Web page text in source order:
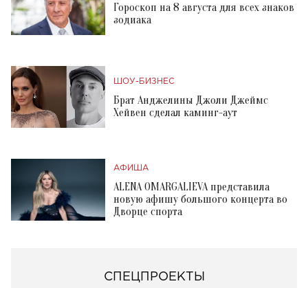
Гороскоп на 8 августа для всех знаков
зодиака
ШОУ-БИЗНЕС
Брат Анджелины Джоли Джеймс
Хейвен сделал каминг-аут
АФИША
ALENA OMARGALIEVA представила
новую афишу большого концерта во
Дворце спорта
СПЕЦПРОЕКТЫ